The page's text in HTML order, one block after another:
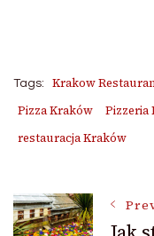
Tags: Krakow
Pizza Kraków
Pizzeria
restauracja Kraków
Post